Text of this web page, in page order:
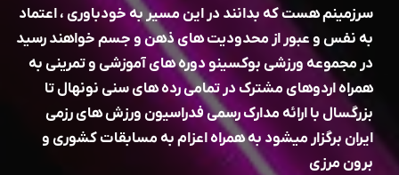
سرزمینم هست که بدانند در این مسیر به خودباوری ، اعتماد
به نفس و عبور از محدودیت های ذهن و جسم خواهند رسید
در مجموعه ورزشی بوکسینو دوره های آموزشی و تمرینی به
همراه اردوهای مشترک در تمامی رده های سنی نونهال تا
بزرگسال با ارائه مدارک رسمی فدراسیون ورزش های رزمی
ایران برگزار میشود به همراه اعزام به مسابقات کشوری و
برون مرزی